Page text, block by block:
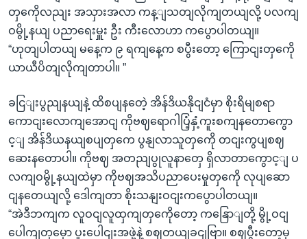
တှကေိုလညျး အသှားအလာ ကန့ျသတျလိုကျတယျလို့ ပလကျ
ဝမွို့နယျ ပညာရေးမှူး ဦး ကီးလောဟာ ကပွောပါတယျ။
“ဟုတျပါတယျ မနေ့က ၉ ရကျနေ့က စပွီးတော့ ကြောငျးတှကေို
ယာယီပိတျလိုကျတာပါ။ ”
ခငြျးပွညျနယျနဲ့ ထိစပျနတေဲ့ အိန်ဒိယနိုငျငံမှာ စိုးရိမျစရာ
ကောငျးလောကျအောငျ ကိုဗဈရောဂါပြံ့နှံ့ကူးစကျနတောကွော
င့ျ အိန်ဒိယနယျစပျတှကေ ပွနျလာသူတှကေို တငျးကွပျစဈ
ဆေးနတောပါ။ ကိုဗဈ အတညျပွုလူနာတှေ ရှိလာတာကွောင့ျ ပ
လကျဝမွို့နယျထဲမှာ ကိုဗဈအသိပညာပေးမှုတှကေို လုပျဆော
ငျနတေယျလို့ ဒေါကျတာ စိုးသနျးဝငျးကပွောပါတယျ။
“အဲဒီဘကျက လူဝငျလူထှကျတှကေိုတော့ ကနြောျတို့ မွို့ဝငျ
ပေါကျတှမှော ပူးပေါငျးအဖှဲ့နဲ့ စဈတယျခငျဗြာ။ စဈပွီးတော့မှ